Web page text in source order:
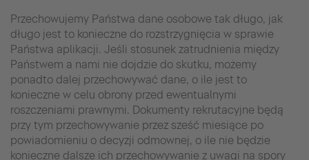
Przechowujemy Państwa dane osobowe tak długo, jak
długo jest to konieczne do rozstrzygnięcia w sprawie
Państwa aplikacji. Jeśli stosunek zatrudnienia między
Państwem a nami nie dojdzie do skutku, możemy
ponadto dalej przechowywać dane, o ile jest to
konieczne w celu obrony przed ewentualnymi
roszczeniami prawnymi. Dokumenty rekrutacyjne będą
przy tym przechowywanie przez sześć miesiące po
powiadomieniu o decyzji odmownej, o ile nie będzie
konieczne dalsze ich przechowywanie z uwagi na spory